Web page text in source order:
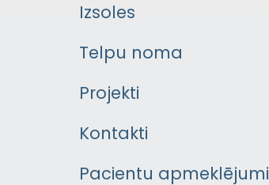
Izsoles
Telpu noma
Projekti
Kontakti
Pacientu apmeklējumi